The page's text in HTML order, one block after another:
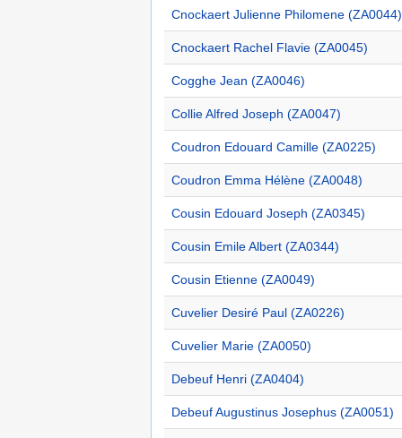
Cnockaert Julienne Philomene (ZA0044)
Cnockaert Rachel Flavie (ZA0045)
Cogghe Jean (ZA0046)
Collie Alfred Joseph (ZA0047)
Coudron Edouard Camille (ZA0225)
Coudron Emma Hélène (ZA0048)
Cousin Edouard Joseph (ZA0345)
Cousin Emile Albert (ZA0344)
Cousin Etienne (ZA0049)
Cuvelier Desiré Paul (ZA0226)
Cuvelier Marie (ZA0050)
Debeuf Henri (ZA0404)
Debeuf Augustinus Josephus (ZA0051)